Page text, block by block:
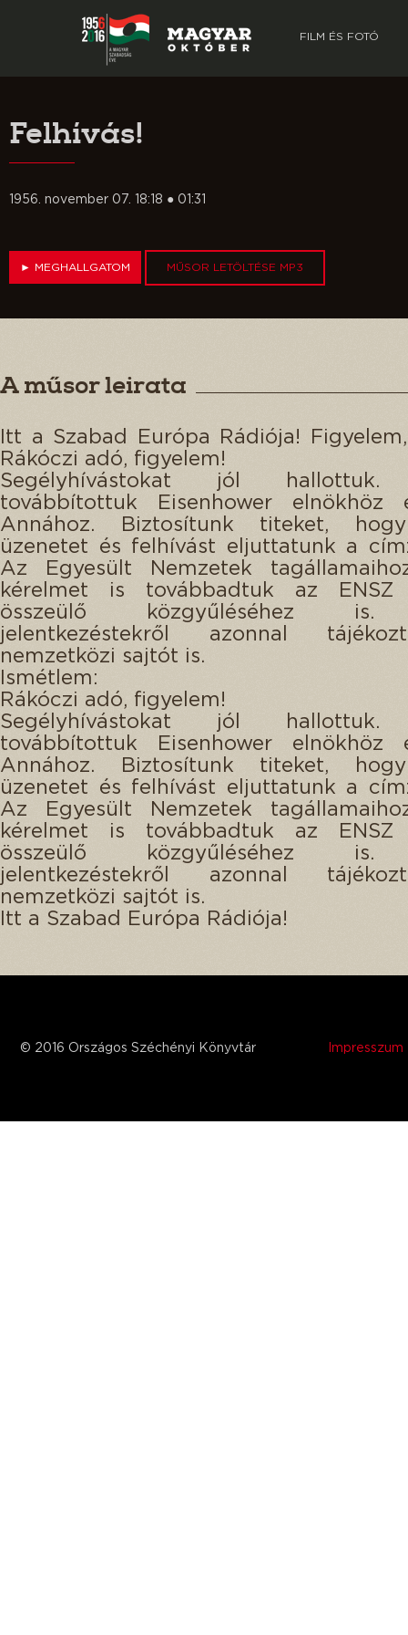
FILM ÉS FOTÓ
Felhívás!
1956. november 07. 18:18 ● 01:31
► MEGHALLGATOM MŰSOR LETÖLTÉSE MP3
A műsor leirata
Itt a Szabad Európa Rádiója!
Rákóczi adó, figyelem!
Segélyhívástokat jól hallottuk.
továbbítottuk Eisenhower elnökhöz
Annához. Biztosítunk titeket,
üzenetet és felhívást eljuttatunk a
Az Egyesült Nemzetek
kérelmet is továbbadtuk az
összeülő közgyűléséhez is.
jelentkezéstekről azonnal
nemzetközi sajtót is.
Ismétlem:
Rákóczi adó, figyelem!
Segélyhívástokat jól hallottuk.
továbbítottuk Eisenhower elnökhöz
Annához. Biztosítunk titeket,
üzenetet és felhívást eljuttatunk a
Az Egyesült Nemzetek
kérelmet is továbbadtuk az
összeülő közgyűléséhez is.
jelentkezéstekről azonnal
nemzetközi sajtót is.
Itt a Szabad Európa Rádiója!
© 2016 Országos Széchényi Könyvtár Impresszum